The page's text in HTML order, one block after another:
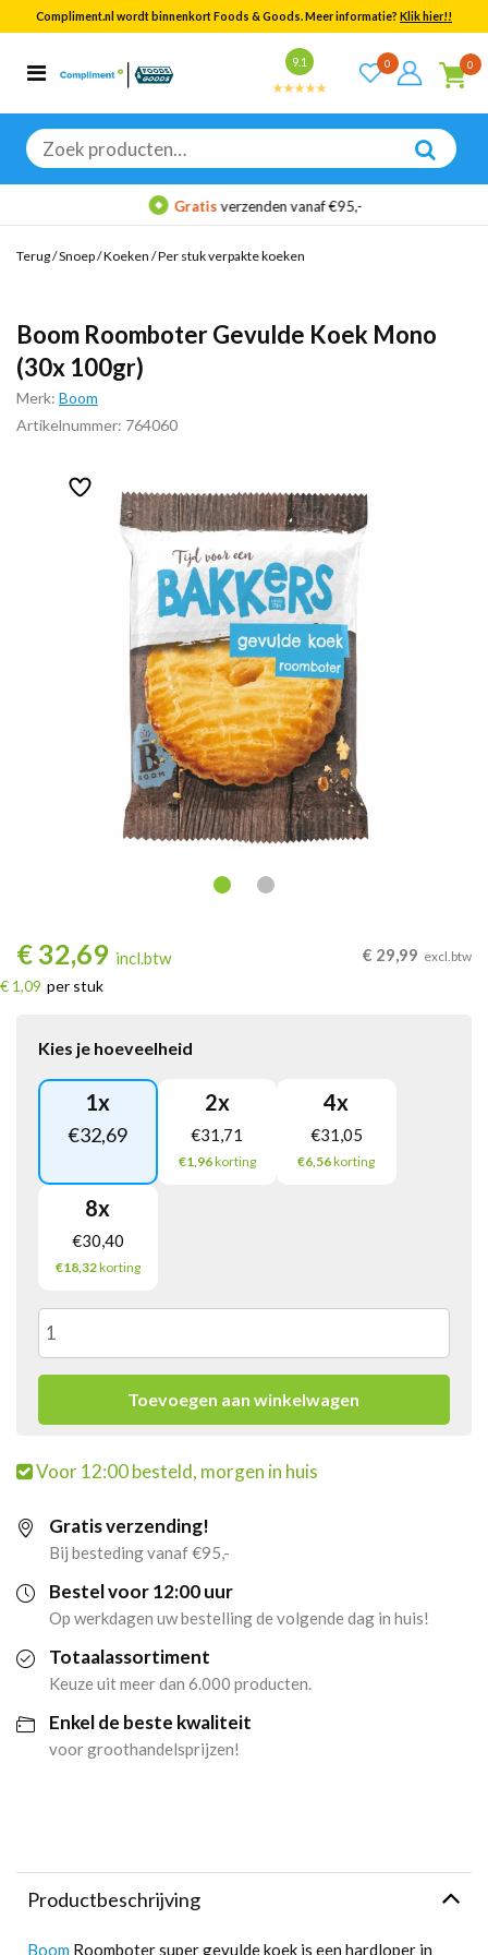
Compliment.nl wordt binnenkort Foods & Goods. Meer informatie? Klik hier!!
9.1 0 0
Zoeken
naar:
Categorieën
Bekijk alle resultaten
Gratisverzenden vanaf €95,-
Terug/Snoep/Koeken /Per stuk verpakte koeken
Boom Roomboter Gevulde Koek Mono
(30x 100gr)
Merk: Boom
Artikelnummer: 764060
€ 32,69 incl.btw
€ 1,09 per stuk
€ 29,99 excl.btw
Kies je hoeveelheid
1x
€32,69
2x
€31,71
€1,96korting
4x
€31,05
€6,56korting
8x
€30,40
€18,32korting
Boom
Roomboter
Koek
Mono
(30x
100gr)
aantal
Toevoegen aan winkelwagen
Voor 12:00 besteld, morgen in huis
Gratis verzending!
Bij besteding vanaf €95,-
Bestel voor 12:00 uur
Op werkdagen uw bestelling de volgende dag in huis!
Totaalassortiment
Keuze uit meer dan 6.000 producten.
Enkel de beste kwaliteit
voor groothandelsprijzen!
Productbeschrijving
Boom Roomboter super gevulde koek is een hardloper in